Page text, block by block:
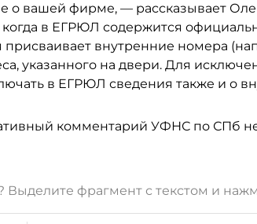
о вашей фирме, — рассказывает
когда в ЕГРЮЛ содержится
внутренние номера
указанного на двери. Для
в ЕГРЮЛ сведения также и о
комментарий УФНС по СПб не
фрагмент с текстом и